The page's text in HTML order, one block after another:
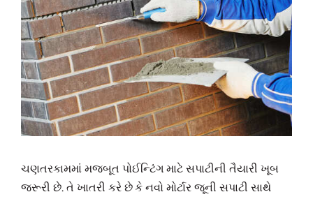
ચણતરકામમાં મજબૂત પોઈન્ટિંગ માટે સપાટીની તૈયારી ખૂબ
જરૂરી છે. તે ખાતરી કરે છે કે નવો મોર્ટાર જૂની સપાટી સાથે